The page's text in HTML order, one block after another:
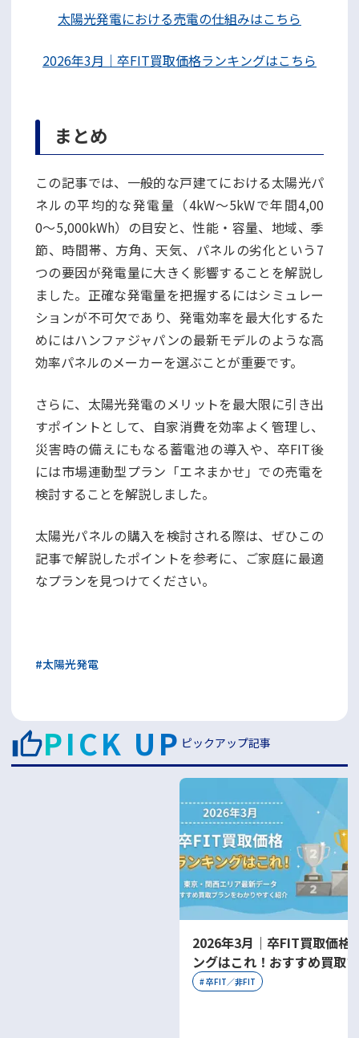
太陽光発電における売電の仕組みはこちら
2026年3月｜卒FIT買取価格ランキングはこちら
まとめ
この記事では、一般的な戸建てにおける太陽光パ
ネルの平均的な発電量（4kW〜5kWで年間4,00
0〜5,000kWh）の目安と、性能・容量、地域、季
節、時間帯、方角、天気、パネルの劣化という7
つの要因が発電量に大きく影響することを解説し
ました。正確な発電量を把握するにはシミュレー
ションが不可欠であり、発電効率を最大化するた
めにはハンファジャパンの最新モデルのような高
効率パネルのメーカーを選ぶことが重要です。
さらに、太陽光発電のメリットを最大限に引き出
すポイントとして、自家消費を効率よく管理し、
災害時の備えにもなる蓄電池の導入や、卒FIT後
には市場連動型プラン「エネまかせ」での売電を
検討することを解説しました。
太陽光パネルの購入を検討される際は、ぜひこの
記事で解説したポイントを参考に、ご家庭に最適
なプランを見つけてください。
#太陽光発電
PICK UP ピックアップ記事
2026年3月｜卒FIT買取価格
ングはこれ！おすすめ買取
をわかりやすく紹介
#卒FIT／非FIT